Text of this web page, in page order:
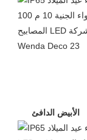
الأبيض الدافئ